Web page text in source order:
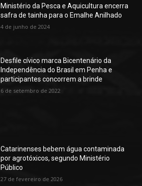
Ministério da Pesca e Aquicultura encerra
safra de tainha para o Emalhe Anilhado
4 de junho de 2024
Desfile cívico marca Bicentenário da
Independência do Brasil em Penha e
participantes concorrem a brinde
6 de setembro de 2022
Catarinenses bebem água contaminada
por agrotóxicos, segundo Ministério
Público
27 de fevereiro de 2026